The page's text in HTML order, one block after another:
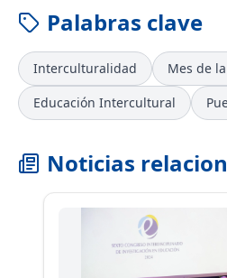
Palabras clave
Interculturalidad
Mes de
Educación Intercultural
Noticias